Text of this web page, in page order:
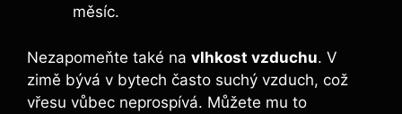
měsíc.
Nezapomeňte také na vlhkost vzduchu. V
zimě bývá v bytech často suchý vzduch, což
vřesu vůbec neprospívá. Můžete mu to